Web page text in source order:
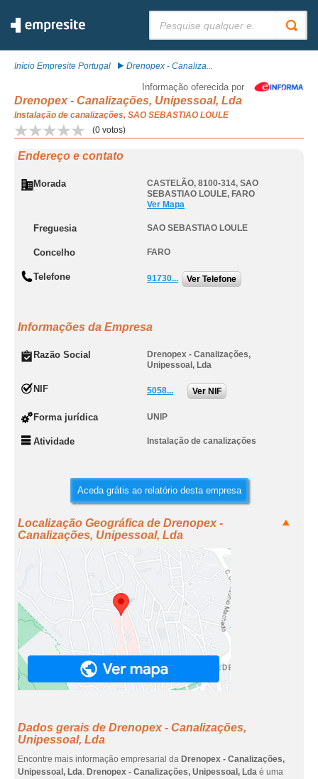
Início Empresite Portugal Drenopex - Canaliza...
Informação oferecida por
Drenopex - Canalizações, Unipessoal, Lda
Instalação de canalizações, SAO SEBASTIAO LOULE
(0 votos)
Endereço e contato
Morada CASTELÃO, 8100-314, SAO
SEBASTIAO LOULE, FARO
Ver Mapa
Freguesia SAO SEBASTIAO LOULE
Concelho FARO
Telefone 91730... Ver Telefone
Informações da Empresa
Razão Social
Drenopex - Canalizações,
Unipessoal, Lda
NIF 5058... Ver NIF
Forma jurídica UNIP
Atividade Instalação de canalizações
Aceda grátis ao relatório desta empresa
Localização Geográfica de Drenopex -
Canalizações, Unipessoal, Lda
Dados gerais de Drenopex - Canalizações,
Unipessoal, Lda
Encontre mais informação empresarial da Drenopex - Canalizações,
Unipessoal, Lda. Drenopex - Canalizações, Unipessoal, Lda é uma